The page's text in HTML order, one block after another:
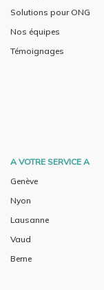
Solutions pour ONG
Nos équipes
Témoignages
A VOTRE SERVICE A
Genève
Nyon
Lausanne
Vaud
Berne